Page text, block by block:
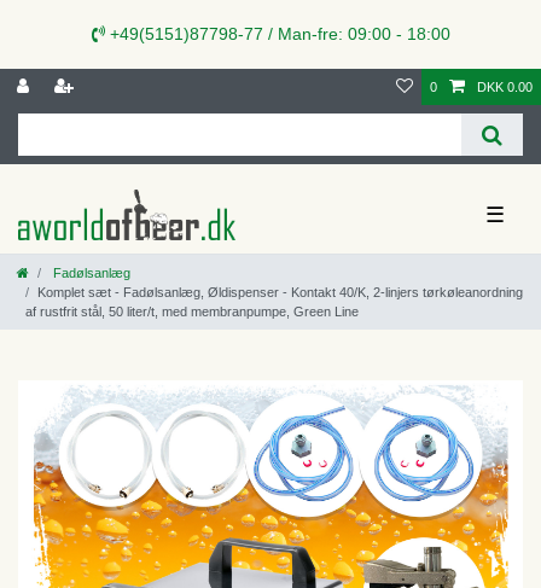
+49(5151)87798-77 / Man-fre: 09:00 - 18:00
0 DKK 0.00
☰
Fadølsanlæg
Komplet sæt - Fadølsanlæg, Øldispenser - Kontakt 40/K, 2-linjers tørkøleanordning
af rustfrit stål, 50 liter/t, med membranpumpe, Green Line